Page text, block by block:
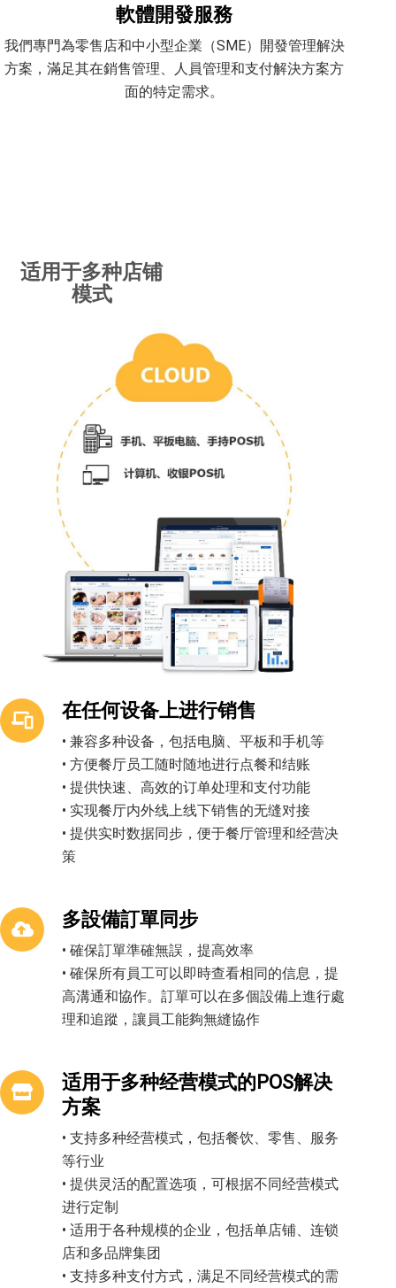
軟體開發服務
我們專門為零售店和中小型企業（SME）開發管理解決
方案，滿足其在銷售管理、人員管理和支付解決方案方
面的特定需求。
适用于多种店铺
模式
在任何设备上进行销售
• 兼容多种设备，包括电脑、平板和手机等
• 方便餐厅员工随时随地进行点餐和结账
• 提供快速、高效的订单处理和支付功能
• 实现餐厅内外线上线下销售的无缝对接
• 提供实时数据同步，便于餐厅管理和经营决
策
多設備訂單同步
• 確保訂單準確無誤，提高效率
• 確保所有員工可以即時查看相同的信息，提
高溝通和協作。訂單可以在多個設備上進行處
理和追蹤，讓員工能夠無縫協作
适用于多种经营模式的POS解决
方案
• 支持多种经营模式，包括餐饮、零售、服务
等行业
• 提供灵活的配置选项，可根据不同经营模式
进行定制
• 适用于各种规模的企业，包括单店铺、连锁
店和多品牌集团
• 支持多种支付方式，满足不同经营模式的需